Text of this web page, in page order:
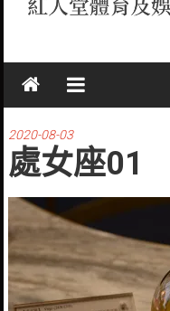
紅
人
堂
RISE
2020-08-03
處女座01